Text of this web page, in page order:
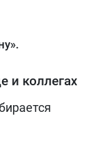
и коллегах